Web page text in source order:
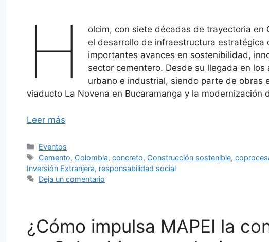
H
olcim, con siete décadas de trayectoria en
el desarrollo de infraestructura
importantes avances en sostenibilidad,
sector cementero. Desde su llegada en
urbano e industrial, siendo parte de obras
viaducto La Novena en Bucaramanga y la modernización
Leer más
Categorías
Eventos
Etiquetas
Cemento, Colombia,concreto, Construcción sostenible,
Inversión Extranjera, responsabilidad social
Deja un comentario
¿Cómo impulsa MAPEI la